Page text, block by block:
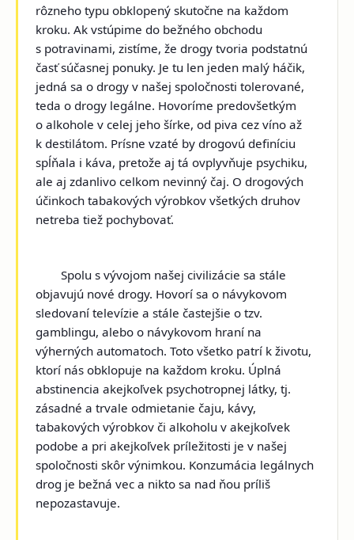
rôzneho typu obklopený skutočne na každom
kroku. Ak vstúpime do bežného obchodu
s potravinami, zistíme, že drogy tvoria podstatnú
časť súčasnej ponuky. Je tu len jeden malý háčik,
jedná sa o drogy v našej spoločnosti tolerované,
teda o drogy legálne. Hovoríme predovšetkým
o alkohole v celej jeho šírke, od piva cez víno až
k destilátom. Prísne vzaté by drogovú definíciu
spĺňala i káva, pretože aj tá ovplyvňuje psychiku,
ale aj zdanlivo celkom nevinný čaj. O drogových
účinkoch tabakových výrobkov všetkých druhov
netreba tiež pochybovať.
Spolu s vývojom našej civilizácie sa stále
objavujú nové drogy. Hovorí sa o návykovom
sledovaní televízie a stále častejšie o tzv.
gamblingu, alebo o návykovom hraní na
výherných automatoch. Toto všetko patrí k životu,
ktorí nás obklopuje na každom kroku. Úplná
abstinencia akejkoľvek psychotropnej látky, tj.
zásadné a trvale odmietanie čaju, kávy,
tabakových výrobkov či alkoholu v akejkoľvek
podobe a pri akejkoľvek príležitosti je v našej
spoločnosti skôr výnimkou. Konzumácia legálnych
drog je bežná vec a nikto sa nad ňou príliš
nepozastavuje.